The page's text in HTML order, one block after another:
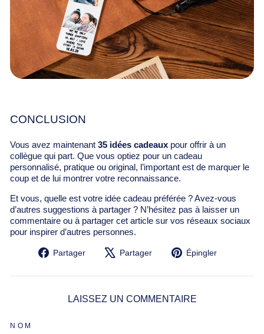
CONCLUSION
Vous avez maintenant 35 idées cadeaux pour offrir à un
collègue qui part. Que vous optiez pour un cadeau
personnalisé, pratique ou original, l’important est de marquer le
coup et de lui montrer votre reconnaissance.
Et vous, quelle est votre idée cadeau préférée ? Avez-vous
d’autres suggestions à partager ? N’hésitez pas à laisser un
commentaire ou à partager cet article sur vos réseaux sociaux
pour inspirer d’autres personnes.
Partager
Partager
Facebook
Partager
Tweeter
X
Épingler
Pinterest
LAISSEZ UN COMMENTAIRE
NOM